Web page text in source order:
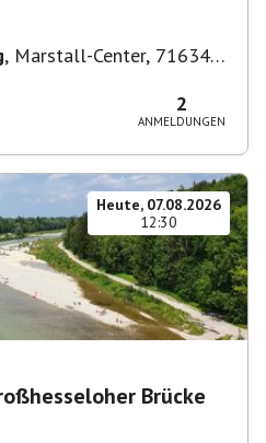
, Marstall-Center, 71634
2
ANMELDUNGEN
Heute, 07.08.2026
12:30
Brücke